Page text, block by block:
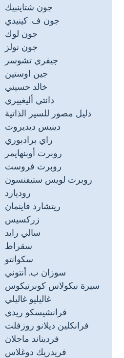
جون شتاينبيك
جون ف. كينيدي
جون لوك
جون نولز
جيفري تشوسر
جين اوستين
خالد حسيني
دانتي أليغييري
دليل مصور للسير الذاتية
دينيس ديديروت
راي برادبوري
روبرت أوبنهايمر
روبرت فروست
روبرت لويس ستيفنسون
روديارد
ريتشارد فاينمان
زركسيس
سالي رايد
سقراط
سكوانتو
سوزان ب. أنتوني
سيرة نيكولاس كوبرنيكوس
غاليليو غاليلي
فرانشيسكو ريدي
فرانكلين ديلانو روزفلت
فرديناند ماجلان
فريدريك دوغلاس